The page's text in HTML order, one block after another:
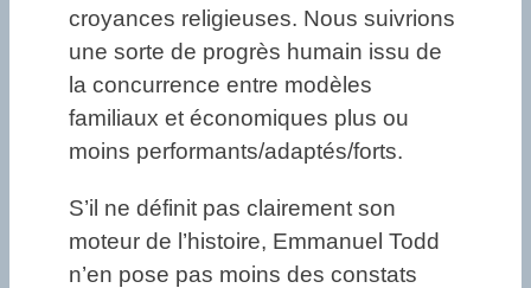
croyances religieuses. Nous suivrions
une sorte de progrès humain issu de
la concurrence entre modèles
familiaux et économiques plus ou
moins performants/adaptés/forts.
S’il ne définit pas clairement son
moteur de l’histoire, Emmanuel Todd
n’en pose pas moins des constats